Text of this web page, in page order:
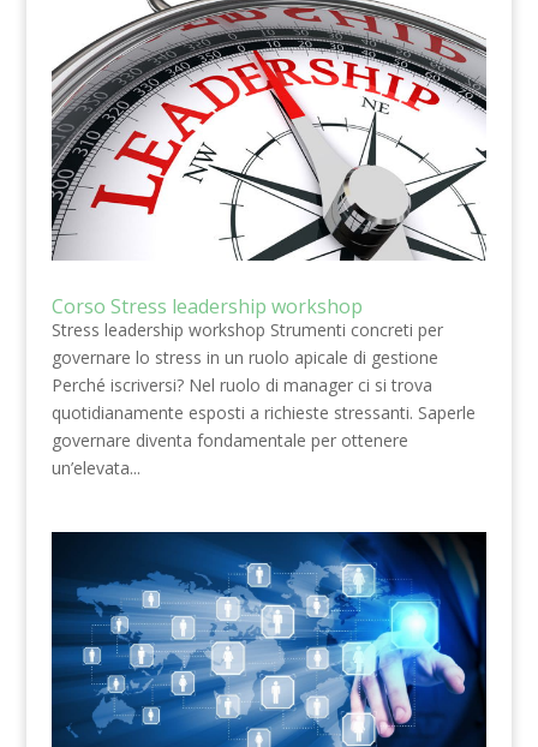
Corso Stress leadership workshop
Stress leadership workshop Strumenti concreti per
governare lo stress in un ruolo apicale di gestione
Perché iscriversi? Nel ruolo di manager ci si trova
quotidianamente esposti a richieste stressanti. Saperle
governare diventa fondamentale per ottenere
un’elevata...